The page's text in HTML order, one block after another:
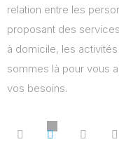
relation entre les
proposant des
à domicile, les
sommes là pour vous
vos besoins.